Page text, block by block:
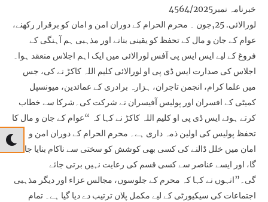
خبرنامہ نمبر4564/2025
لورالائی. 25,جون ۔ محرم الحرام کے دوران امن و امان کو برقرار رکھنے،
عوام کے جان و مال کے تحفظ کو یقینی بنانے اور مذہبی ہم آہنگی کے
فروغ کے لیے ایس ایس پی آفس لورالائی میں ایک اہم اجلاس منعقد ہوا۔
اجلاس کی صدارت ایس ڈی پی او لورالائی کلیم اللہ کاکڑ نے کی، جس
میں علما کرام، انجمن تاجران، ہزارہ برادری کے عمائدین، میونسپل
کمیٹی کے افسران اور پولیس آفیسران نے شرکت کی۔شرکا سے خطاب
کرتے ہوئے ایس ڈی پی او کلیم اللہ کاکڑ نے کہا کہ “عوام کے جان و مال کا
تحفظ پولیس کی اولین ذمہ داری ہے۔ محرم الحرام کے دوران امن و
امان میں خلل ڈالنے کی کسی بھی کوشش کو سختی سے ناکام بنایا جائے
گا، اور ایسے عناصر سے کسی قسم کی رعایت نہیں برتی جائے
گی۔”انہوں نے کہا کہ محرم کے جلوسوں، مجالس عزاء اور دیگر مذہبی
اجتماعات کی سیکیورٹی کے لیے مکمل پلان ترتیب دے دیا گیا ہے۔ تمام